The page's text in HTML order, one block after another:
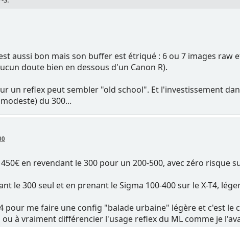
aussi bon mais son buffer est étriqué : 6 ou 7 images
doute bien en dessous d'un Canon R).
un reflex peut sembler "old school". Et l'investissement
du 300...
en revendant le 300 pour un 200-500, avec zéro risque
le 300 seul et en prenant le Sigma 100-400 sur le X-T4,
pour me faire une config "balade urbaine" légère et c'est le
à vraiment différencier l'usage reflex du ML comme je